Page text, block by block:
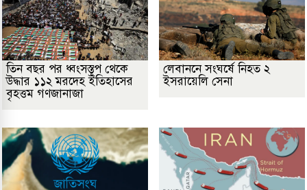
তিন বছর পর ধ্বংসস্তূপ থেকে
উদ্ধার ১১২ মরদেহ ইতিহাসের
বৃহত্তম গণজানাজা
লেবাননে সংঘর্ষে নিহত ২
ইসরায়েলি সেনা